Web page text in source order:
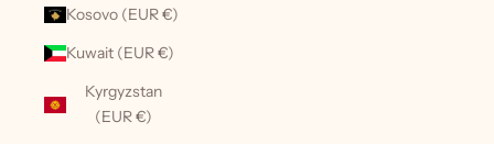
Kosovo (EUR €)
Kuwait (EUR €)
Kyrgyzstan
(EUR €)